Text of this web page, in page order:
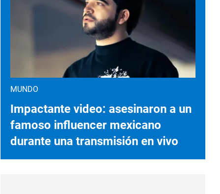
MUNDO
Impactante video: asesinaron a un
famoso influencer mexicano
durante una transmisión en vivo